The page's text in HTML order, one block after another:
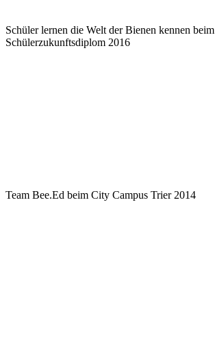
Schüler lernen die Welt der Bienen kennen beim
Schülerzukunftsdiplom 2016
Team Bee.Ed beim City Campus Trier 2014